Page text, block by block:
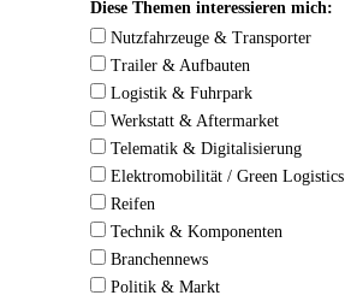
Diese Themen interessieren mich:
Nutzfahrzeuge & Transporter
Trailer & Aufbauten
Logistik & Fuhrpark
Werkstatt & Aftermarket
Telematik & Digitalisierung
Elektromobilität / Green Logistics
Reifen
Technik & Komponenten
Branchennews
Politik & Markt